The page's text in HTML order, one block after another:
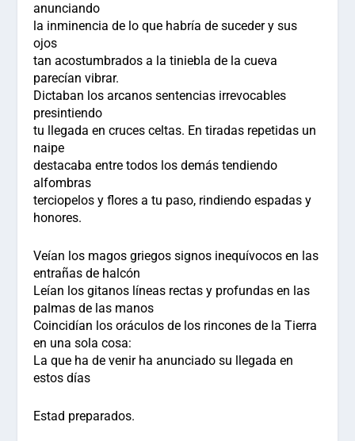
anunciando
la inminencia de lo que habría de suceder y sus
ojos
tan acostumbrados a la tiniebla de la cueva
parecían vibrar.
Dictaban los arcanos sentencias irrevocables
presintiendo
tu llegada en cruces celtas. En tiradas repetidas un
naipe
destacaba entre todos los demás tendiendo
alfombras
terciopelos y flores a tu paso, rindiendo espadas y
honores.
Veían los magos griegos signos inequívocos en las
entrañas de halcón
Leían los gitanos líneas rectas y profundas en las
palmas de las manos
Coincidían los oráculos de los rincones de la Tierra
en una sola cosa:
La que ha de venir ha anunciado su llegada en
estos días
Estad preparados.